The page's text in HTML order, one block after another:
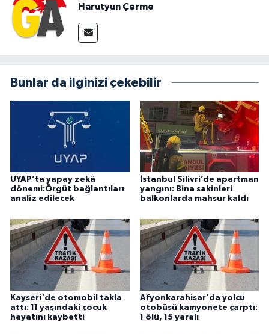
Harutyun Çerme
Bunlar da ilginizi çekebilir
UYAP’ta yapay zekâ
dönemi:Örgüt bağlantıları
analiz edilecek
İstanbul Silivri’de apartman
yangını: Bina sakinleri
balkonlarda mahsur kaldı
Kayseri'de otomobil takla
attı: 11 yaşındaki çocuk
hayatını kaybetti
Afyonkarahisar'da yolcu
otobüsü kamyonete çarptı:
1 ölü, 15 yaralı